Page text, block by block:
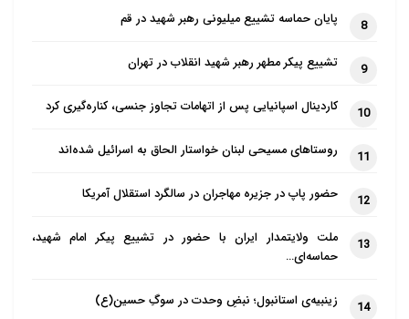
8 پایان حماسه تشییع میلیونی رهبر شهید در قم
9 تشییع پیکر مطهر رهبر شهید انقلاب در تهران
10 کاردینال اسپانیایی پس از اتهامات تجاوز جنسی، کناره‌گیری کرد
11 روستاهای مسیحی لبنان خواستار الحاق به اسرائیل شده‌اند
12 حضور پاپ در جزیره مهاجران در سالگرد استقلال آمریکا
13
ملت ولایتمدار ایران با حضور در تشییع پیکر امام شهید،
حماسه‌ای…
14 زینبیه‌ی استانبول؛ نبضِ وحدت در سوگِ حسین(ع)